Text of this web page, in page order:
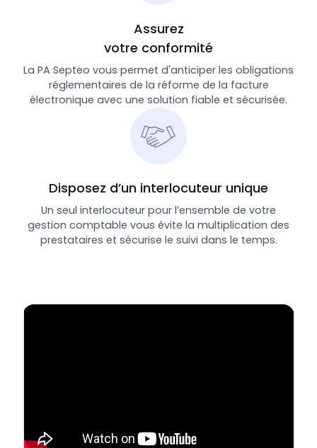
Assurez
votre conformité
La PA Septeo vous permet d'anticiper les obligations
réglementaires de la réforme de la facture
électronique avec une solution fiable et sécurisée.
Disposez d’un interlocuteur unique
Un seul interlocuteur pour l’ensemble de votre
gestion comptable vous évite la multiplication des
prestataires et sécurise le suivi dans le temps.